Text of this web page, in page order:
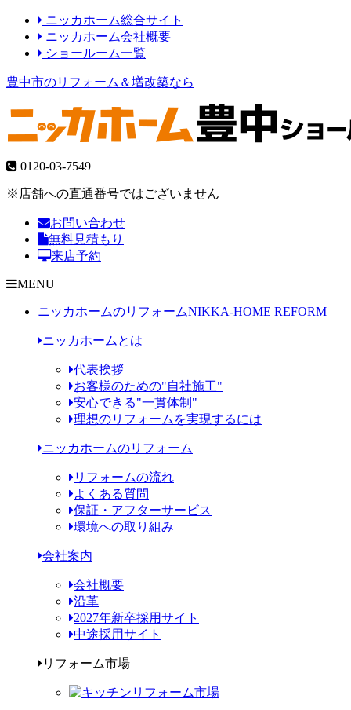
ニッカホーム総合サイト
ニッカホーム会社概要
ショールーム一覧
豊中市のリフォーム＆増改築なら
0120-03-7549
※店舗への直通番号ではございません
お問い合わせ
無料見積もり
来店予約
MENU
ニッカホームのリフォームNIKKA-HOME REFORM
ニッカホームとは
代表挨拶
お客様のための"自社施工"
安心できる"一貫体制"
理想のリフォームを実現するには
ニッカホームのリフォーム
リフォームの流れ
よくある質問
保証・アフターサービス
環境への取り組み
会社案内
会社概要
沿革
2027年新卒採用サイト
中途採用サイト
リフォーム市場